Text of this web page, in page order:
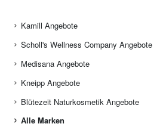
Kamill Angebote
Scholl's Wellness Company Angebote
Medisana Angebote
Kneipp Angebote
Blütezeit Naturkosmetik Angebote
Alle Marken